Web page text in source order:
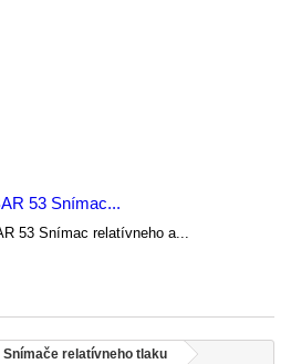
53 Snímac...
53 Snímac relatívneho a...
Snímače relatívneho tlaku